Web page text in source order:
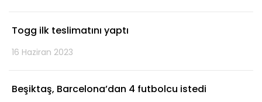
Togg ilk teslimatını yaptı
16 Haziran 2023
Beşiktaş, Barcelona’dan 4 futbolcu istedi